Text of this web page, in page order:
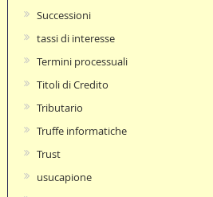
Successioni
tassi di interesse
Termini processuali
Titoli di Credito
Tributario
Truffe informatiche
Trust
usucapione